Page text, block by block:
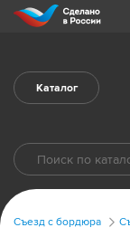
Каталог
Съезд с бордюра